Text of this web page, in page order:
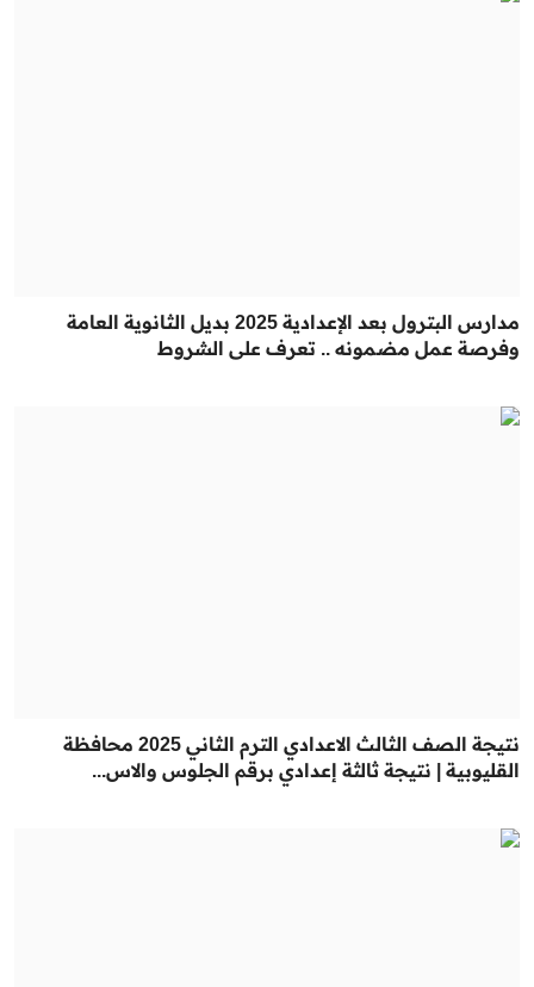
مدارس البترول بعد الإعدادية 2025 بديل الثانوية العامة
وفرصة عمل مضمونه .. تعرف على الشروط
نتيجة الصف الثالث الاعدادي الترم الثاني 2025 محافظة
القليوبية | نتيجة ثالثة إعدادي برقم الجلوس والاس...